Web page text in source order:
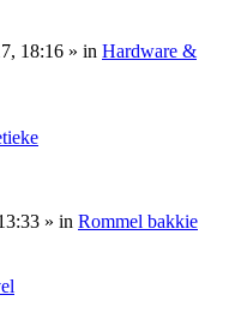
18:16 » in Hardware &
» in Rommel bakkie